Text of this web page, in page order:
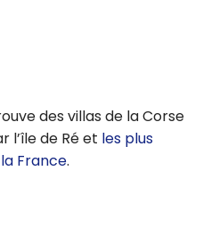
des villas de la Corse
l’île de Ré et les plus
France.